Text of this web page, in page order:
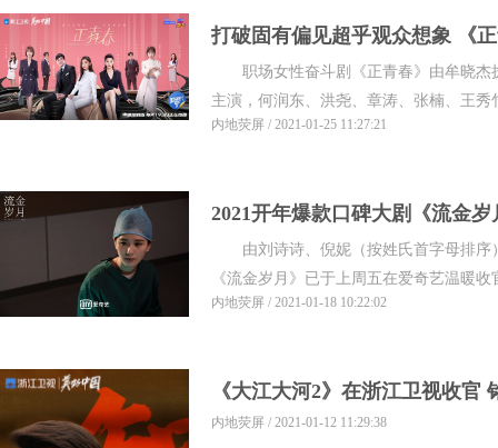
打破固有偏见超乎观众想象 《
姐姐团正式出道
职场女性奋斗剧《正青春》由牟晓杰
主演，何润东、洪尧、章涛、张楠、王秀
内地荧屏 / 2021-01-25 11:27:21
2021开年爆款口碑大剧《流金
时代新热潮
由刘诗诗、倪妮（按姓氏首字母排序
《流金岁月》已于上周五在爱奇艺温暖
内地荧屏 / 2021-01-18 10:22:02
《大江大河2》在浙江卫视收官
斗瞬间
内地荧屏 / 2021-01-12 11:29:38